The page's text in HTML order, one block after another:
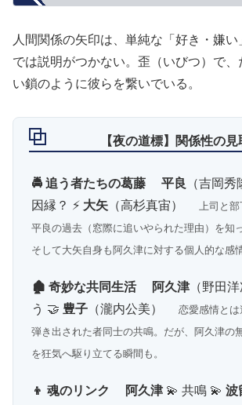
人間関係の矢印は、単純な「好き・嫌い
では説明がつかない。歪（いびつ）で
い鎖のように彼らを繋いでいる。
【夜の道標】関係性の見
🚔 追う者たちの葛藤 平良
（吉岡秀
因縁？ ⚡️ 大矢 （高杉真宙）
上司と
平良の過去（窓際に追いやられた理由）を知
そして大矢自身も阿久津に対する個人的な感
🏚 奇妙な共同生活 阿久津 （野田
う 🤝 豊子 （瀧内公美）
恋愛感情と
弾き出された者同士の共鳴。だが、阿久津の
を狂気へ駆り立てる瞬間も。
👦 魂のリンク 阿久津 💫 共鳴 💫波